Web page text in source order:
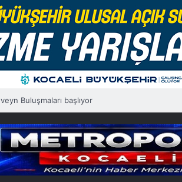
Buluşmaları başlıyor